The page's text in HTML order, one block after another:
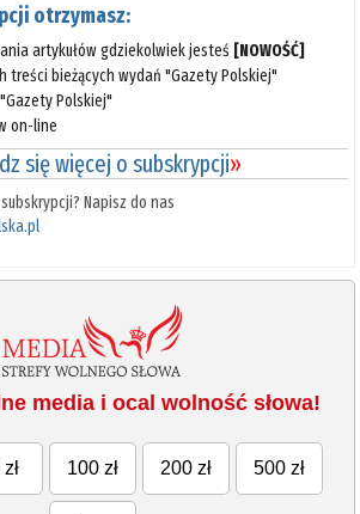
otrzymasz:
artykułów gdziekolwiek jesteś [NOWOŚĆ]
treści bieżących wydań "Gazety Polskiej"
Polskiej"
on-line
się więcej o subskrypcji»
Napisz do nas
media i ocal wolność słowa!
100 zł 200 zł 500 zł